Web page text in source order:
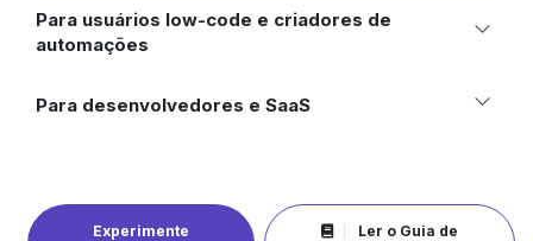
Para usuários low-code e criadores de
automações
Para desenvolvedores e SaaS
Experimente
Ler o Guia de